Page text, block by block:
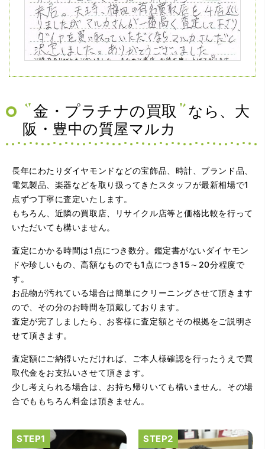
（大阪府大阪市）問い合わせから非常に分かり易く、安心
りました。
（大阪府大阪市）とてもプロな鑑定士さんがいて的確にア
ドバイスや買取りを暖かい人柄で行ってくれます。 親切に
なって頂いてありがとうございます! お店の雰囲気もやらし
さがなく、とても入ってゆっくりできる落ちついた敷居の
高いお店です。また鑑定士さんに会いたいです。
金・プラチナの買取
なら、大
阪・豊中の質屋マルカ
長年にわたりダイヤモンドなどの宝飾品、時計、ブランド品、
電気製品、楽器などを取り扱ってきたスタッフが最新相場で1
点ずつ丁寧に査定いたします。
もちろん、近隣の買取店、リサイクル店等と価格比較を行って
いただいても構いません。
査定にかかる時間は1点につき数分。鑑定書がないダイヤモン
ドや珍しいもの、高額なものでも1点につき15～20分程度で
す。
お品物が汚れている場合は簡単にクリーニングさせて頂きます
ので、その分のお時間を頂戴しております。
査定が完了しましたら、お客様に査定額とその根拠をご説明さ
せて頂きます。
査定額にご納得いただければ、ご本人様確認を行ったうえで買
取代金をお支払いさせて頂きます。
少し考えられる場合は、お持ち帰りいても構いません。その場
合でももちろん料金は頂きません。